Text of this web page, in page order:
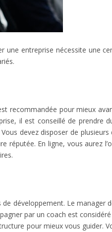
entreprise nécessite une
recommandée pour mieux
il est conseillé de prendre
devez disposer de
En ligne, vous aurez
développement. Le manager
par un coach est
pour mieux vous guider.